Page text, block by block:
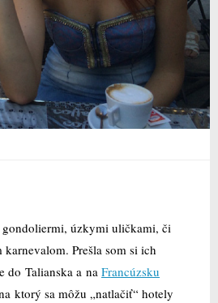
gondoliermi, úzkymi uličkami, či
Prešla som si ich
do Talianska a na Francúzsku
ktorý sa môžu „natlačiť“ hotely